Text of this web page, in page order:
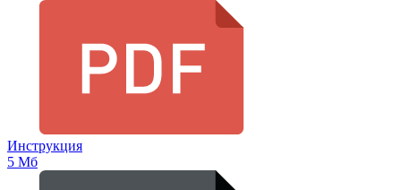
Инструкция
5 Мб